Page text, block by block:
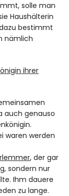
solle man
Haushälterin
bestimmt
nämlich
ihrer
auch genauso
waren werden
, der gar
sondern nur
Ihm dauere
zu lange.